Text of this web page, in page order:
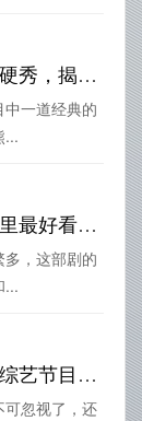
日本明星亲历熊猫嘴硬秀，揭秘综艺背后的好玩故事
一道经典的
...
追剧必备！日本综艺里最好看的恋爱剧
，这部剧的
...
日本综艺输了，中国综艺节目这几个绝对颠覆你对综艺的认知
忽视了，还